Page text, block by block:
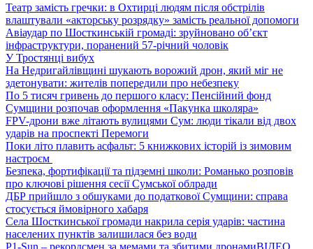
Театр замість гречки: в Охтирці людям після обстрілів
влаштували «акторську розрядку» замість реальної допомоги
Авіаудар по Шосткинській громаді: зруйновано об’єкт
інфраструктури, поранений 57-річний чоловік
У Тростянці вибух
На Недригайлівщині шукають ворожий дрон, який міг не
здетонувати: жителів попередили про небезпеку
По 5 тисяч гривень до першого класу: Пенсійний фонд
Сумщини розпочав оформлення «Пакунка школяра»
FPV-дрони вже літають вулицями Сум: люди тікали від двох
ударів на проспекті Перемоги
Поки літо плавить асфальт: 5 книжкових історій із зимовим
настроєм
Безпека, фортифікації та підземні школи: Романько розповів
про ключові рішення сесії Сумської облради
ДБР прийшло з обшуками до податкової Сумщини: справа
стосується ймовірного хабаря
Села Шосткинської громади накрила серія ударів: частина
населених пунктів залишилася без води
P1-Sun – рекордсмен за мемами та збитими дронамиВІДЕО